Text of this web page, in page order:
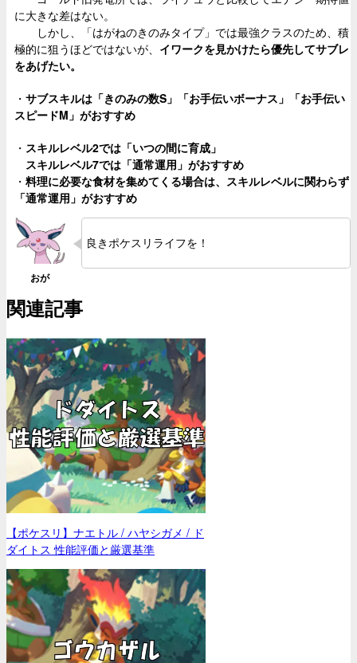
に大きな差はない。
しかし、「はがねのきのみタイプ」では最強クラスのため、積
極的に狙うほどではないが、 イワークを見かけたら優先してサブレ
をあげたい。
・ サブスキルは「きのみの数S」「お手伝いボーナス」「お手伝い
スピードM」がおすすめ
・ スキルレベル2では「いつの間に育成」
スキルレベル7では「通常運用」がおすすめ
・ 料理に必要な食材を集めてくる場合は、スキルレベルに関わらず
「通常運用」がおすすめ
良きポケスリライフを！
関連記事
【ポケスリ】ナエトル / ハヤシガメ / ド
ダイトス 性能評価と厳選基準